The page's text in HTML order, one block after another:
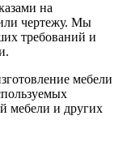
на
чертежу. Мы
требований и
мебели
мебели и других